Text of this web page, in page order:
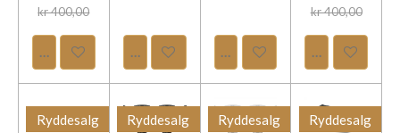
kr 400,00
Legg til handlevognLegg til handlevognLegg til handlevogn
kr 400,00
Legg til
Ryddesalg Ryddesalg Ryddesalg Ryddesalg